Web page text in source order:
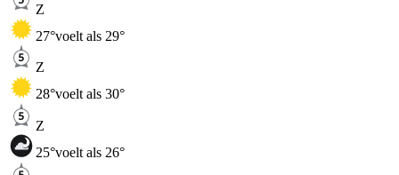
Z
27°voelt als 29°
Z
28°voelt als 30°
Z
25°voelt als 26°